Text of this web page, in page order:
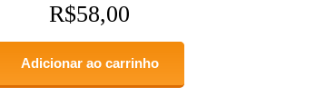
R$58,00
Adicionar ao carrinho